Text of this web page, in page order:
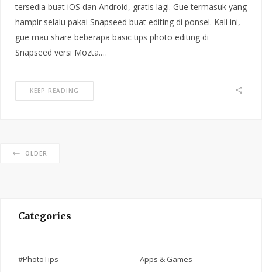
tersedia buat iOS dan Android, gratis lagi. Gue termasuk yang
hampir selalu pakai Snapseed buat editing di ponsel. Kali ini,
gue mau share beberapa basic tips photo editing di
Snapseed versi Mozta.…
KEEP READING
OLDER
Categories
#PhotoTips Apps & Games